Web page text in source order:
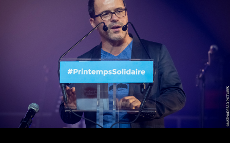
EN
CAMPAGNE
La mission
Les soutiens
Les actus
RENDEZ-VOUS
SOLIDAIRES
BESOIN